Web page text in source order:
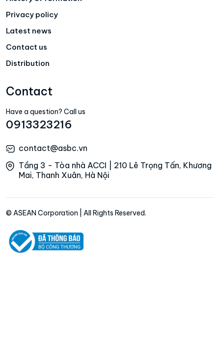
Privacy policy
Latest news
Contact us
Distribution
Contact
Have a question? Call us
0913323216
contact@asbc.vn
Tầng 3 - Tòa nhà ACCI | 210 Lê Trọng Tấn, Khương
Mai, Thanh Xuân, Hà Nội
© ASEAN Corporation | All Rights Reserved.